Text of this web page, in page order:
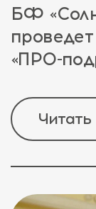
БФ
«ПРО-
Читать